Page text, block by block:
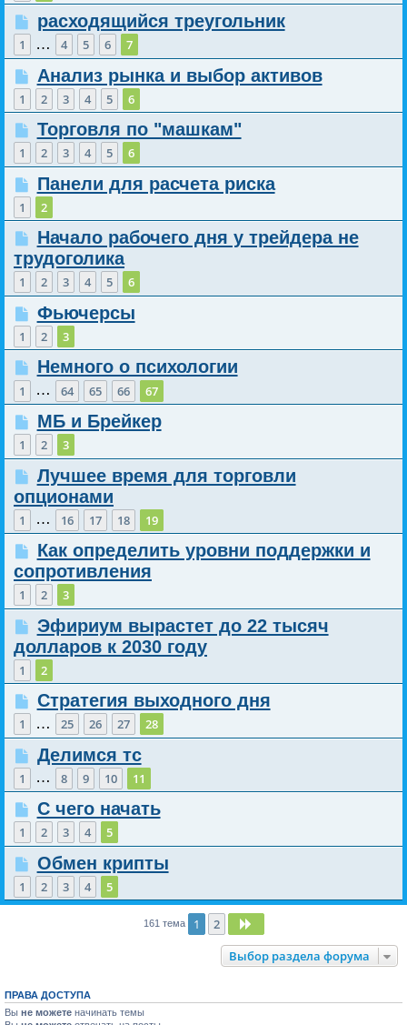
расходящийся треугольник
1 … 4 5 6 7
Анализ рынка и выбор активов
1 2 3 4 5 6
Торговля по "машкам"
1 2 3 4 5 6
Панели для расчета риска
1 2
Начало рабочего дня у трейдера не
трудоголика
1 2 3 4 5 6
Фьючерсы
1 2 3
Немного о психологии
1 … 64 65 66 67
МБ и Брейкер
1 2 3
Лучшее время для торговли
опционами
1 … 16 17 18 19
Как определить уровни поддержки и
сопротивления
1 2 3
Эфириум вырастет до 22 тысяч
долларов к 2030 году
1 2
Стратегия выходного дня
1 … 25 26 27 28
Делимся тс
1 … 8 9 10 11
С чего начать
1 2 3 4 5
Обмен крипты
1 2 3 4 5
161 тема 1 2
Выбор раздела форума
ПРАВА ДОСТУПА
Вы не можете начинать темы